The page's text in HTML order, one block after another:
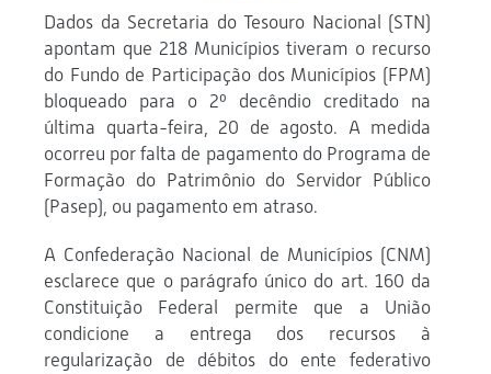
Dados da Secretaria do Tesouro Nacional (STN)
apontam que 218 Municípios tiveram o recurso
do Fundo de Participação dos Municípios (FPM)
bloqueado para o 2º decêndio creditado na
última quarta-feira, 20 de agosto. A medida
ocorreu por falta de pagamento do Programa de
Formação do Patrimônio do Servidor Público
(Pasep), ou pagamento em atraso.
A Confederação Nacional de Municípios (CNM)
esclarece que o parágrafo único do art. 160 da
Constituição Federal permite que a União
condicione a entrega dos recursos à
regularização de débitos do ente federativo